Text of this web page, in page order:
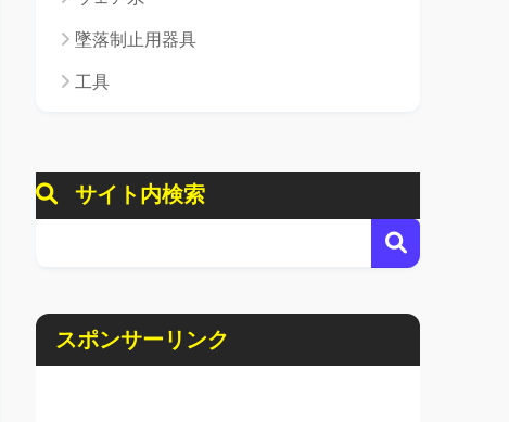
墜落制止用器具
工具
サイト内検索
スポンサーリンク